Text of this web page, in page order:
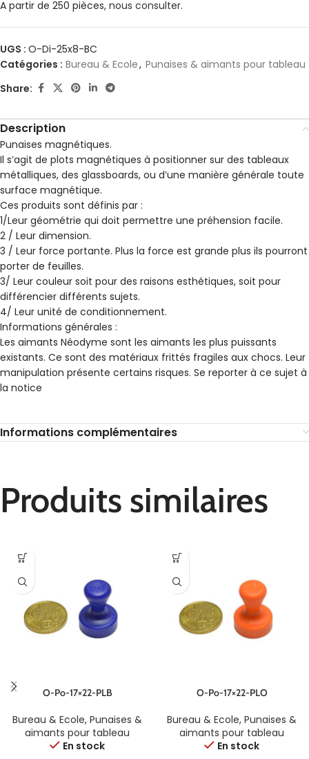
A partir de 250 pièces, nous consulter.
UGS : O-Di-25x8-BC
Catégories : Bureau & Ecole, Punaises & aimants pour tableau
Share:
Description
Punaises magnétiques.
Il s’agit de plots magnétiques à positionner sur des tableaux
métalliques, des glassboards, ou d’une manière générale toute
surface magnétique.
Ces produits sont définis par :
1/Leur géométrie qui doit permettre une préhension facile.
2 / Leur dimension.
3 / Leur force portante. Plus la force est grande plus ils pourront
porter de feuilles.
3/ Leur couleur soit pour des raisons esthétiques, soit pour
différencier différents sujets.
4/ Leur unité de conditionnement.
Informations générales :
Les aimants Néodyme sont les aimants les plus puissants
existants. Ce sont des matériaux frittés fragiles aux chocs. Leur
manipulation présente certains risques. Se reporter à ce sujet à
la notice
Informations complémentaires
Produits similaires
O-Po-17×22-PLB
Bureau & Ecole, Punaises &
aimants pour tableau
En stock
O-Po-17×22-PLO
Bureau & Ecole, Punaises &
aimants pour tableau
En stock